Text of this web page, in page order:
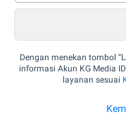
Dengan menekan tombol
informasi Akun KG Media
layanan sesuai